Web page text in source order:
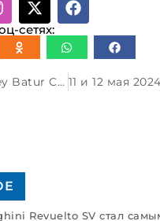
сетях:
Новый Bentley Batur Convertible — последний Bentley W12 с открытым верхом
Revuelto SV стал